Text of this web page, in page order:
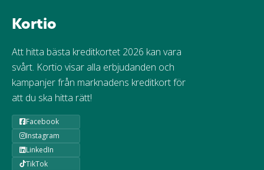
Kortio
Att hitta bästa kreditkortet 2026 kan vara
svårt. Kortio visar alla erbjudanden och
kampanjer från marknadens kreditkort för
att du ska hitta rätt!
Facebook
Instagram
LinkedIn
TikTok